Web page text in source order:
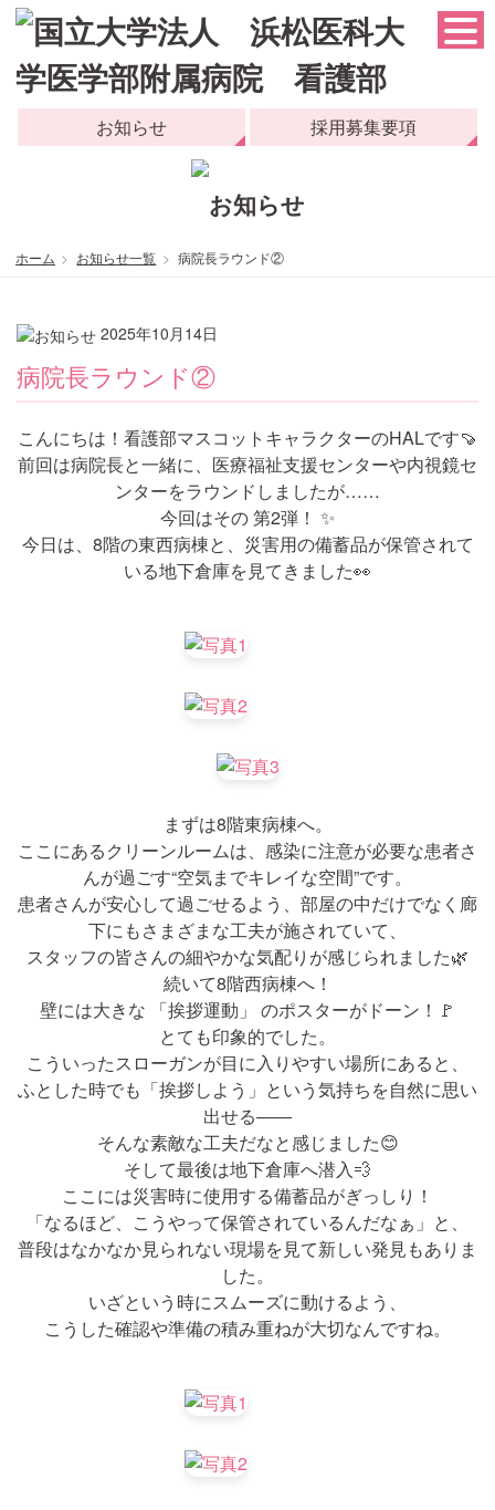
お知らせ 採用募集要項
ホーム お知らせ一覧 病院長ラウンド②
2025年10月14日
病院長ラウンド②
こんにちは！看護部マスコットキャラクターのHALです🍠
前回は病院長と一緒に、医療福祉支援センターや内視鏡セ
ンターをラウンドしましたが……
今回はその 第2弾！ ✨
今日は、8階の東西病棟と、災害用の備蓄品が保管されて
いる地下倉庫を見てきました👀
まずは8階東病棟へ。
ここにあるクリーンルームは、感染に注意が必要な患者さ
んが過ごす“空気までキレイな空間”です。
患者さんが安心して過ごせるよう、部屋の中だけでなく廊
下にもさまざまな工夫が施されていて、
スタッフの皆さんの細やかな気配りが感じられました🌿
続いて8階西病棟へ！
壁には大きな 「挨拶運動」 のポスターがドーン！🚩
とても印象的でした。
こういったスローガンが目に入りやすい場所にあると、
ふとした時でも「挨拶しよう」という気持ちを自然に思い
出せる――
そんな素敵な工夫だなと感じました😊
そして最後は地下倉庫へ潜入💨
ここには災害時に使用する備蓄品がぎっしり！
「なるほど、こうやって保管されているんだなぁ」と、
普段はなかなか見られない現場を見て新しい発見もありま
した。
いざという時にスムーズに動けるよう、
こうした確認や準備の積み重ねが大切なんですね。